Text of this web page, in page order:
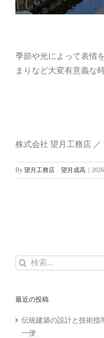
季節や光によって表情
まりなど大変有意義な
株式会社 望月工務店 ／
By 望月工務店 望月成高 |
検
最近の投稿
伝統建築の設計と技術
一便